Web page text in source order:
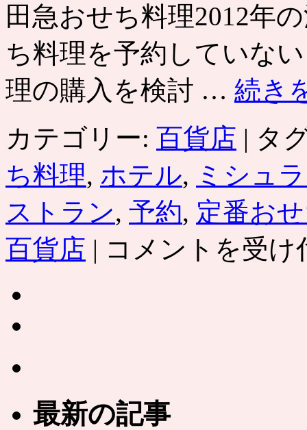
田急おせち料理2012年
ち料理を予約していな
理の購入を検討 … 続き
カテゴリー: 百貨店 | タ
ち料理, ホテル, ミシュ
ストラン, 予約, 定番お
百貨店 |
ン
ガ
コメントを受
最新の記事